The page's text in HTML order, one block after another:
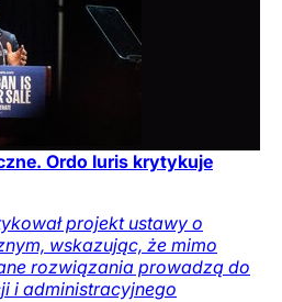
Ordo Iuris krytykuje
projekt ustawy o
wskazując, że mimo
rozwiązania prowadzą do
i administracyjnego